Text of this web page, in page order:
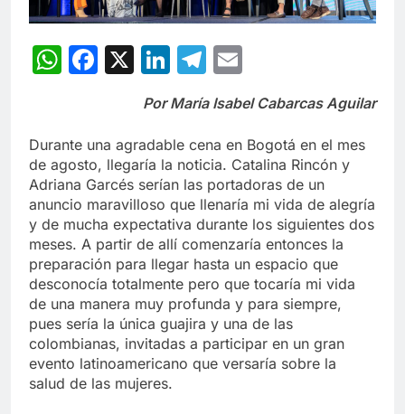
WhatsApp
Facebook
X LinkedIn
Telegram
Por María Isabel Cabarcas Aguilar
Durante una agradable cena en Bogotá en el mes
de agosto, llegaría la noticia. Catalina Rincón y
Adriana Garcés serían las portadoras de un
anuncio maravilloso que llenaría mi vida de alegría
y de mucha expectativa durante los siguientes dos
meses. A partir de allí comenzaría entonces la
preparación para llegar hasta un espacio que
desconocía totalmente pero que tocaría mi vida
de una manera muy profunda y para siempre,
pues sería la única guajira y una de las
colombianas, invitadas a participar en un gran
evento latinoamericano que versaría sobre la
salud de las mujeres.